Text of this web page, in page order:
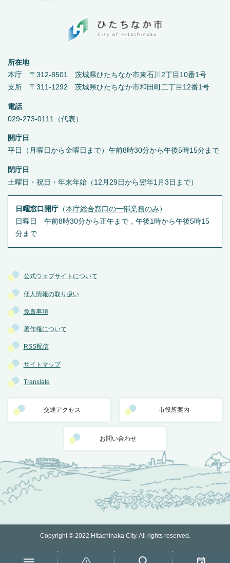
公式ウェブサイトについて
個人情報の取り扱い
免責事項
著作権について
RSS配信
サイトマップ
Translate
交通アクセス 市役所案内
お問い合わせ
所在地
本庁 〒312-8501 茨城県ひたちなか市東石川2丁目10番1号
支所 〒311-1292 茨城県ひたちなか市和田町二丁目12番1号
電話
029-273-0111（代表）
開庁日
平日（月曜日から金曜日まで）午前8時30分から午後5時15分まで
閉庁日
土曜日・祝日・年末年始（12月29日から翌年1月3日まで）
日曜窓口開庁（本庁総合窓口の一部業務のみ ）
日曜日 午前8時30分から正午まで，午後1時から午後5時15
分まで
Copyright © 2022 Hitachinaka City. All rights reserved.